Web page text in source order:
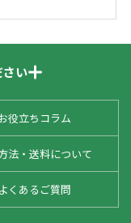
さい
役立ちコラム
法・送料について
よくあるご質問